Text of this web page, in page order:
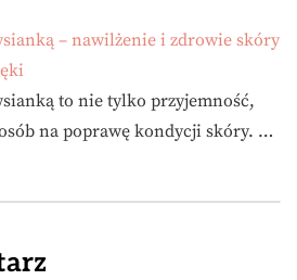
– nawilżenie i zdrowie skóry
to nie tylko przyjemność,
na poprawę kondycji skóry. …